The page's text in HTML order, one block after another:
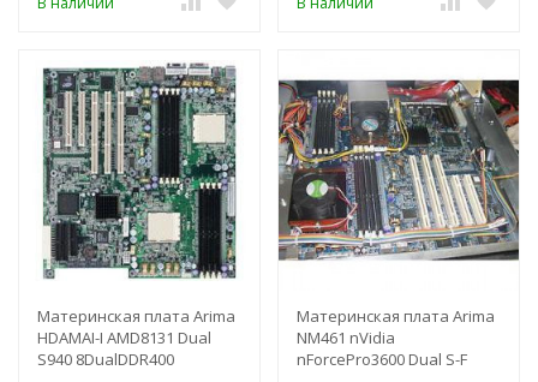
Материнская плата Arima
HDAMAI-I AMD8131 Dual
S940 8DualDDR400
Материнская плата Arima
NM461 nVidia
nForcePro3600 Dual S-F